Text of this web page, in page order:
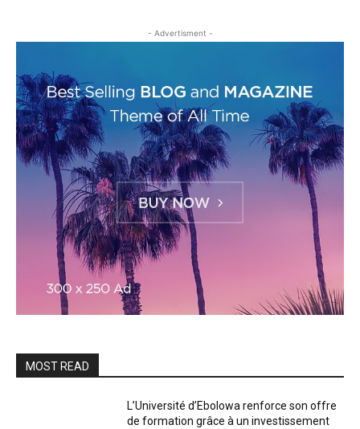
- Advertisment -
MOST READ
L’Université d’Ebolowa renforce son offre
de formation grâce à un investissement